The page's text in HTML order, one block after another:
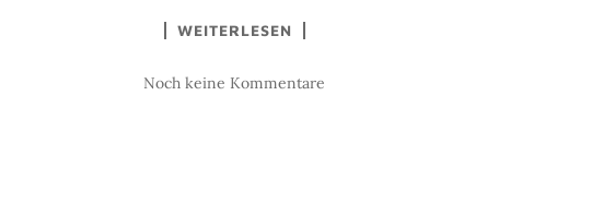
WEITERLESEN
Noch keine Kommentare